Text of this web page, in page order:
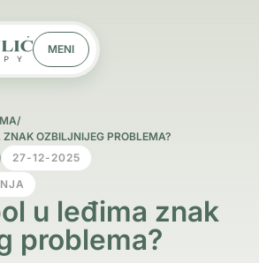
MENI
/
OZBILJNIJEG PROBLEMA?
27-12-2025
u leđima znak
problema?